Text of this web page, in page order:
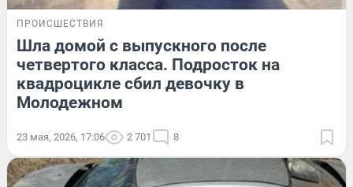
ПРОИСШЕСТВИЯ
Шла домой с выпускного после
четвертого класса. Подросток на
квадроцикле сбил девочку в
Молодежном
23 мая, 2026, 17:06 2 701 8